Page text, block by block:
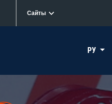
Сайты
РУ